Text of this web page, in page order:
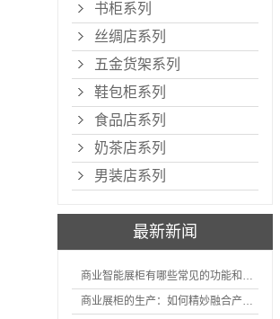
书柜系列
丝绸店系列
五金货架系列
鞋包柜系列
食品店系列
奶茶店系列
男装店系列
最新新闻
商业智能展柜有哪些常见的功能和神奇之处
商业展柜的生产：如何精妙融合产品特性的艺术探索